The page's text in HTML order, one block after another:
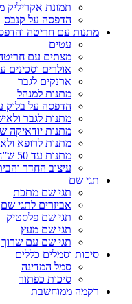
תמונת אקריליק
הדפסה על קנבס
מתנות עם חריטה
עטים
מצתים עם
אולרים וסכינים
ארנקים לגבר
מתנות למנהל
הדפסה על בלוק
מתנות לגבר
מתנות יודאיקה
מתנות לרופא
מתנות עד 50 ש”ח
עיצוב החדר
תגי שם
תגי שם מתכת
אביזרים לתגי שם
תגי שם פלסטיק
תגי שם מעץ
תגי שם עם שרוך
סיכות וסמלים כללים
סמל המדינה
סיכות כפתור
רקמה ממוחשבת